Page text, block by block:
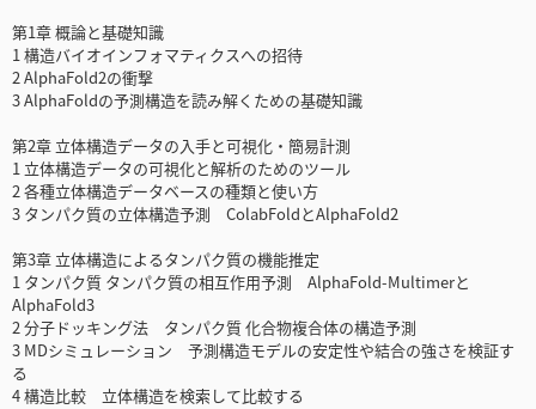
第1章 概論と基礎知識
1 構造バイオインフォマティクスへの招待
2 AlphaFold2の衝撃
3 AlphaFoldの予測構造を読み解くための基礎知識
第2章 立体構造データの入手と可視化・簡易計測
1 立体構造データの可視化と解析のためのツール
2 各種立体構造データベースの種類と使い方
3 タンパク質の立体構造予測 ColabFoldとAlphaFold2
第3章 立体構造によるタンパク質の機能推定
1 タンパク質 タンパク質の相互作用予測 AlphaFold-Multimerと
AlphaFold3
2 分子ドッキング法 タンパク質 化合物複合体の構造予測
3 MDシミュレーション 予測構造モデルの安定性や結合の強さを検証す
る
4 構造比較 立体構造を検索して比較する